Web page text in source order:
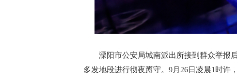
溧阳市公安局城南派出所接到群众举报
多发地段进行彻夜蹲守。9月26日凌晨1时许